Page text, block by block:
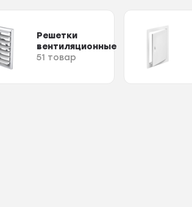
Решетки
вентиляционные
51 товар